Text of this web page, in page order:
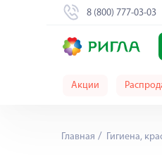
8 (800) 777-03-03
Акции
Главная Гигиена,